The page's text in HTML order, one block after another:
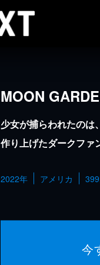
MOON
少女が捕らわれたの
作り上げたダークファ
2022年 アメリカ
今